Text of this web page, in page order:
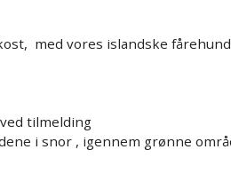
med vores islandske
tilmelding
i snor , igennem grønne